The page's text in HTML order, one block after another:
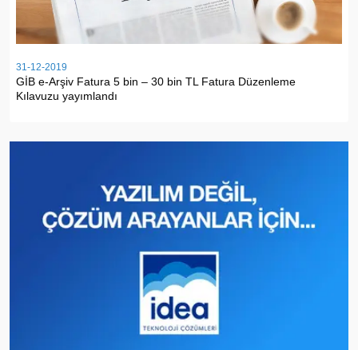
31-12-2019
GİB e-Arşiv Fatura 5 bin – 30 bin TL Fatura Düzenleme
Kılavuzu yayımlandı